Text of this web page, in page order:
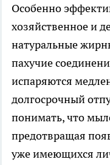
Особенно
хозяйственное и
натуральные
пахучие
испаряются
долгосрочный
понимать, что
предотвращая
уже имеющихся